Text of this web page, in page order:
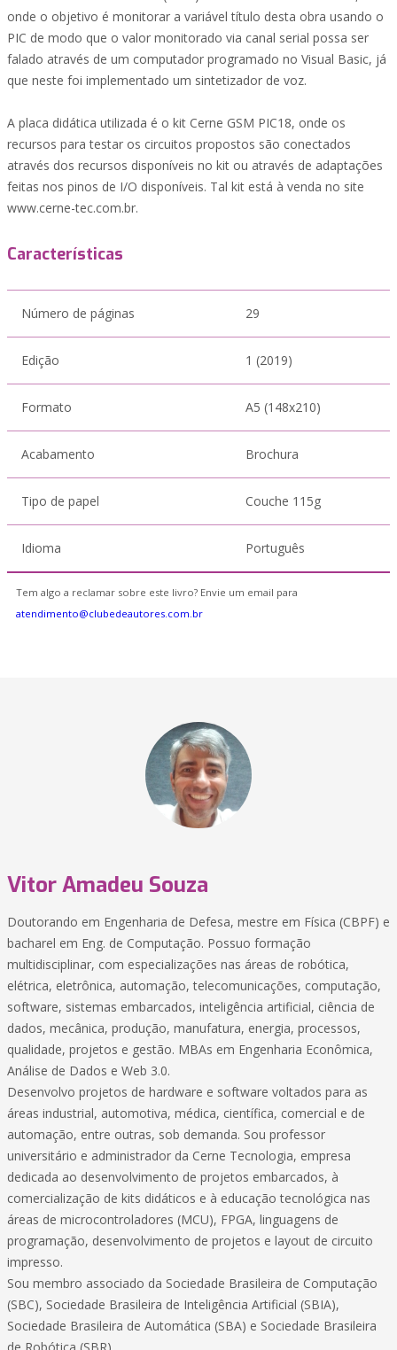
onde o objetivo é monitorar a variável título desta obra usando o
PIC de modo que o valor monitorado via canal serial possa ser
falado através de um computador programado no Visual Basic, já
que neste foi implementado um sintetizador de voz.
A placa didática utilizada é o kit Cerne GSM PIC18, onde os
recursos para testar os circuitos propostos são conectados
através dos recursos disponíveis no kit ou através de adaptações
feitas nos pinos de I/O disponíveis. Tal kit está à venda no site
www.cerne-tec.com.br.
Características
Número de páginas 29
Edição 1 (2019)
Formato A5 (148x210)
Acabamento Brochura
Tipo de papel Couche 115g
Idioma Português
Tem algo a reclamar sobre este livro? Envie um email para
atendimento@clubedeautores.com.br
Vitor Amadeu Souza
Doutorando em Engenharia de Defesa, mestre em Física (CBPF) e
bacharel em Eng. de Computação. Possuo formação
multidisciplinar, com especializações nas áreas de robótica,
elétrica, eletrônica, automação, telecomunicações, computação,
software, sistemas embarcados, inteligência artificial, ciência de
dados, mecânica, produção, manufatura, energia, processos,
qualidade, projetos e gestão. MBAs em Engenharia Econômica,
Análise de Dados e Web 3.0.
Desenvolvo projetos de hardware e software voltados para as
áreas industrial, automotiva, médica, científica, comercial e de
automação, entre outras, sob demanda. Sou professor
universitário e administrador da Cerne Tecnologia, empresa
dedicada ao desenvolvimento de projetos embarcados, à
comercialização de kits didáticos e à educação tecnológica nas
áreas de microcontroladores (MCU), FPGA, linguagens de
programação, desenvolvimento de projetos e layout de circuito
impresso.
Sou membro associado da Sociedade Brasileira de Computação
(SBC), Sociedade Brasileira de Inteligência Artificial (SBIA),
Sociedade Brasileira de Automática (SBA) e Sociedade Brasileira